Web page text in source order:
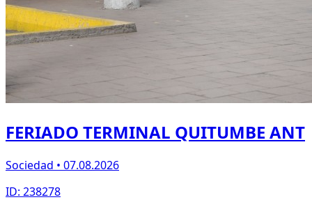
FERIADO TERMINAL QUITUMBE ANT
Sociedad • 07.08.2026
ID: 238278